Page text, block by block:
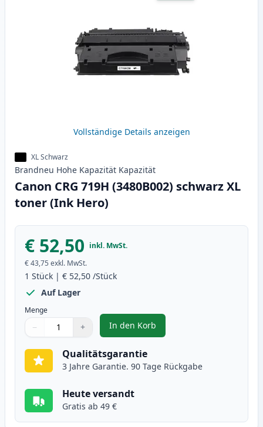
Vollständige Details anzeigen
XL Schwarz
Brandneu Hohe Kapazität Kapazität
Canon CRG 719H (3480B002) schwarz XL
toner (Ink Hero)
€ 52,50 inkl. MwSt.
€ 43,75 exkl. MwSt.
1 Stück | € 52,50 /Stück
Auf Lager
Menge
Verwenden Sie die Tasten, um anzupassen
− +
1
In den Korb
, Canon CRG 719H (3480B002)
Qualitätsgarantie
3 Jahre Garantie. 90 Tage Rückgabe
Heute versandt
Gratis ab 49 €